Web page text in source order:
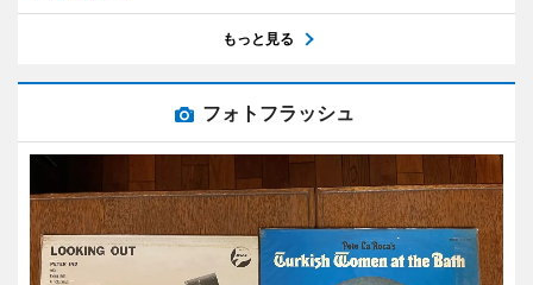
もっと見る
フォトフラッシュ